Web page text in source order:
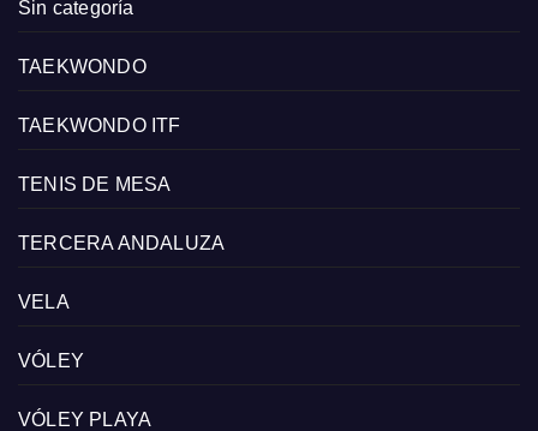
Sin categoría
TAEKWONDO
TAEKWONDO ITF
TENIS DE MESA
TERCERA ANDALUZA
VELA
VÓLEY
VÓLEY PLAYA